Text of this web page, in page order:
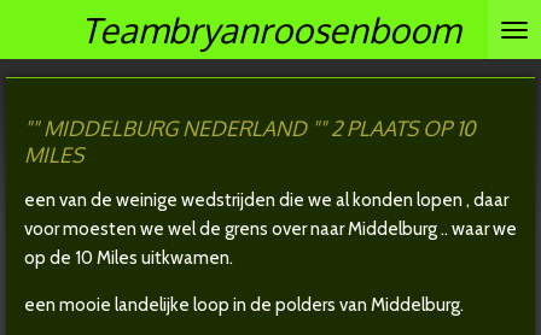
naar
hoofdinhoud
Teambryanroosenboom
"" MIDDELBURG NEDERLAND "" 2 PLAATS OP 10
MILES
een van de weinige wedstrijden die we al konden lopen , daar
voor moesten we wel de grens over naar Middelburg .. waar we
op de 10 Miles uitkwamen.
een mooie landelijke loop in de polders van Middelburg.